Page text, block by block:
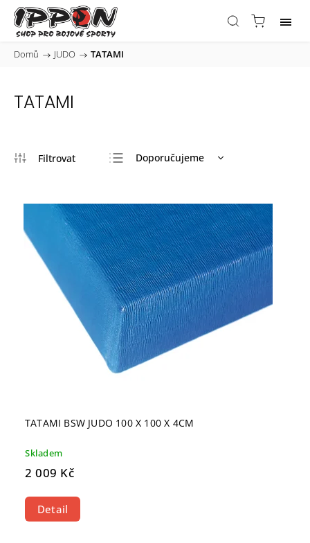
Domů / JUDO / TATAMI
TATAMI
Doporučujeme
Nejdražší
Nejprodávanější
Abecedně
TATAMI BSW JUDO 100 X 100 X 4CM
Skladem
2 009 Kč
Detail